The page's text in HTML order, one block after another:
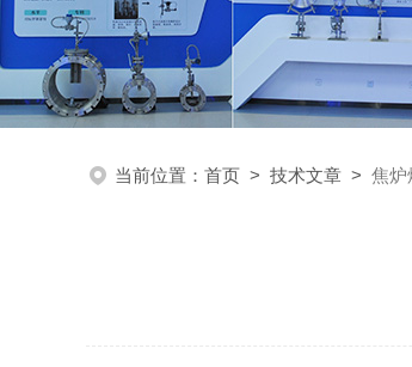
当前位置： 首页 > 技术文章 > 焦炉